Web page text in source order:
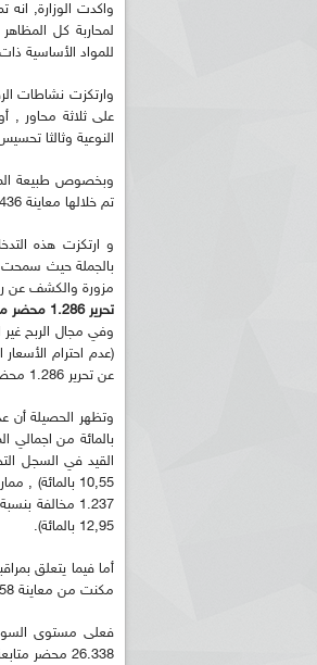
واكدت الوزارة, انه
لمحاربة كل
للمواد الأساسية
وارتكزت نشاطات
على ثلاثة محاور ,
النوعية وثالثا
تم خلالها معاينة 48.436 مخالفة و تحرير 46.153 محضر متابعة قضائية .
و ارتكزت هذه
مزورة والكشف عن رقم
تحرير 1.286 محضر ممارسة أسعار غير شرعية
(عدم احترام
عن تحرير 1.286 محضر رسمي في هذا المجال و اقتراح غلق 11.726 محل تجاري.
12,95 بالمائة).
مكنت من معاينة 28.958 مخالفة للقواعد المتعلقة بحماية المستهلك.
26.338 محضر متابعة قضائية.